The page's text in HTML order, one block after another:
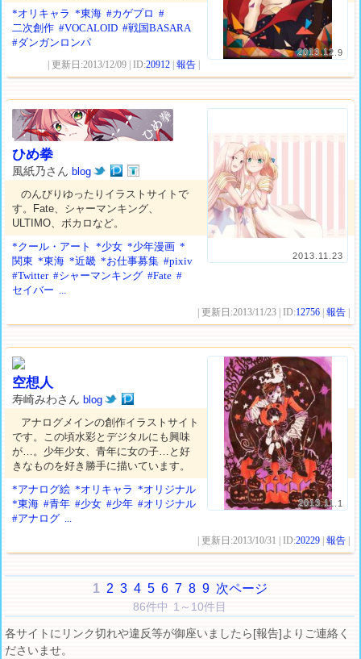
2013.12.9
*オリキャラ *東海 #カゲプロ #
二次創作 #VOCALOID #戦国BASARA
#ダンガンロンパ
| 更新日:2013/12/09 | ID:20912 |報告
2013.11.23
ひめ拳
風紙乃さんblog
のんびりゆったりイラストサイトで
す。Fate、シャーマンキング、
ULTIMO、ボカロなど。
*クール・アート
*少女 *少年漫画 *
関東 *東海 *近畿 *お仕事募集 #pixiv
#Twitter #シャーマンキング #Fate #
セイバー ...
| 更新日:2013/11/23 | ID:12756 |報告
2013.11.1
空想人
寿崎みわさんblog
アナログメインの創作イラストサイト
です。この頃水彩とデジタルにも興味
が…。少年少女、青年に女の子…と好
きなものを好き勝手に描いています。
*アナログ絵 *オリキャラ *オリジナル
*東海 #青年 #少女 #少年 #オリジナル
#アナログ ...
| 更新日:2013/10/31 | ID:20229 |報告
1 2 3 4 5 6 7 8 9 次ページ
86件中 1～10件目
各サイトにリンク切れや違反等が御座いましたら[報告]よりご連絡く
ださいませ。